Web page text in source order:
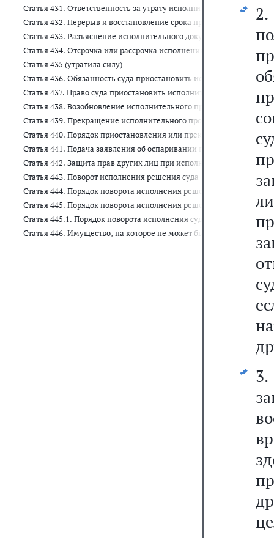
Статья 431. Ответственность за утрату исполнительного листа
Статья 432. Перерыв и восстановление срока предъявления
Статья 433. Разъяснение исполнительного документа
Статья 434. Отсрочка или рассрочка исполнения судебного
Статья 435 (утратила силу)
Статья 436. Обязанность суда приостановить исполнительное
Статья 437. Право суда приостановить исполнительное
Статья 438. Возобновление исполнительного производства
Статья 439. Прекращение исполнительного производства
Статья 440. Порядок приостановления или прекращения
Статья 441. Подача заявления об оспаривании постановлений
Статья 442. Защита прав других лиц при исполнении судебного
Статья 443. Поворот исполнения решения суда
Статья 444. Порядок поворота исполнения решения суда судом
Статья 445. Порядок поворота исполнения решения суда судами
Статья 445.1. Порядок поворота исполнения судебного
Статья 446. Имущество, на которое не может быть обращено